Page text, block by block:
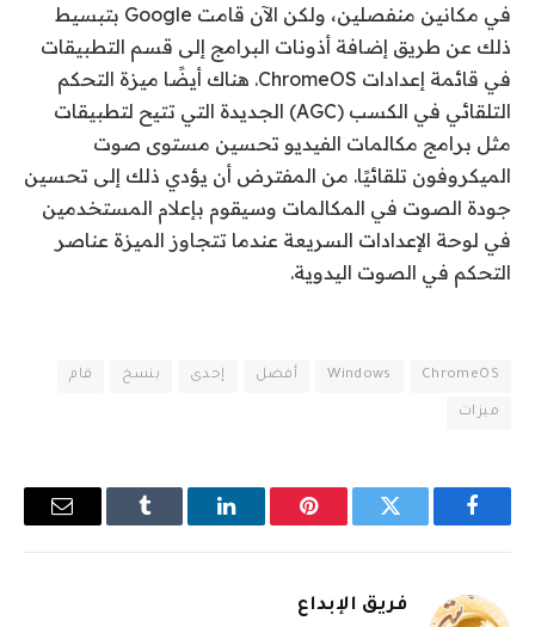
في مكانين منفصلين، ولكن الآن قامت Google بتبسيط
ذلك عن طريق إضافة أذونات البرامج إلى قسم التطبيقات
في قائمة إعدادات ChromeOS. هناك أيضًا ميزة التحكم
التلقائي في الكسب (AGC) الجديدة التي تتيح لتطبيقات
مثل برامج مكالمات الفيديو تحسين مستوى صوت
الميكروفون تلقائيًا. من المفترض أن يؤدي ذلك إلى تحسين
جودة الصوت في المكالمات وسيقوم بإعلام المستخدمين
في لوحة الإعدادات السريعة عندما تتجاوز الميزة عناصر
التحكم في الصوت اليدوية.
ChromeOS
Windows أفضل إحدى بنسخ قام
ميزات
فيسبوك تويتر بينتيريستلينكدإن Tumblr
البريد
فريق الإبداع